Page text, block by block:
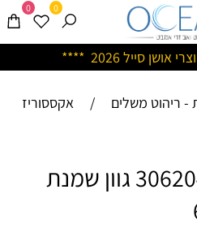
אושן סייל 2026 ****
0 0
- ריהוט משלים /
אקססוריז
כורסא דגם נועה 306204 גוון שמנת